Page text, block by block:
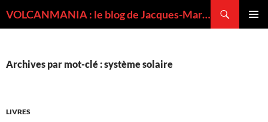
VOLCANMANIA : le blog de Jacques-Marie BARDINTZEFF, volcanologue
Archives par mot-clé : système solaire
LIVRES